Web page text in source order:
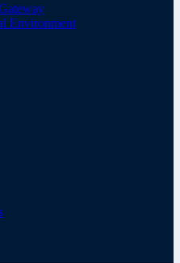
Environment